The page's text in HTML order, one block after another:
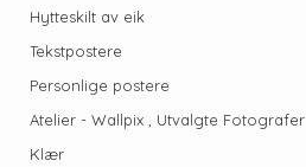
Hytteskilt av eik
Tekstpostere
Personlige postere
Atelier - Wallpix , Utvalgte Fotografer
Klær